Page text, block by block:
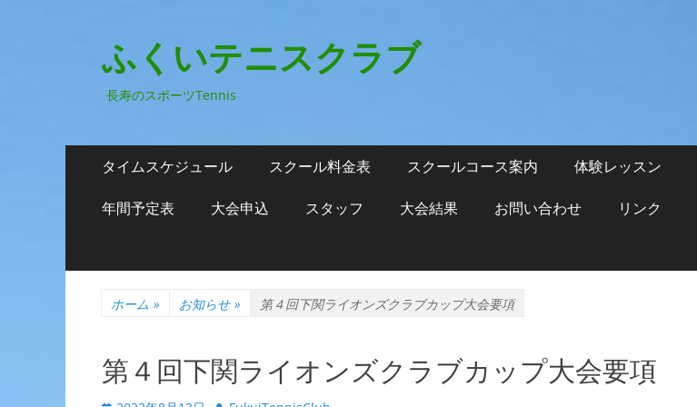
ふくいテニスクラブ
長寿のスポーツTennis
メ
ン
ー
タイムスケジュール スクール料金表 スクールコース案内 体験レッスン
年間予定表 大会申込 スタッフ 大会結果 お問い合わせ リンク
ホーム » お知らせ » 第４回下関ライオンズクラブカップ大会要項
第４回下関ライオンズクラブカップ大会要項